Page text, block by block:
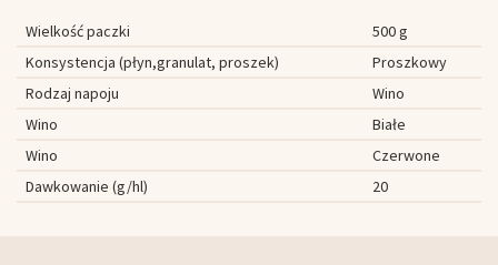
Wielkość paczki
500 g
Konsystencja (płyn,granulat, proszek)
Proszkowy
Rodzaj napoju
Wino
Wino
Białe
Wino
Czerwone
Dawkowanie (g/hl)
20